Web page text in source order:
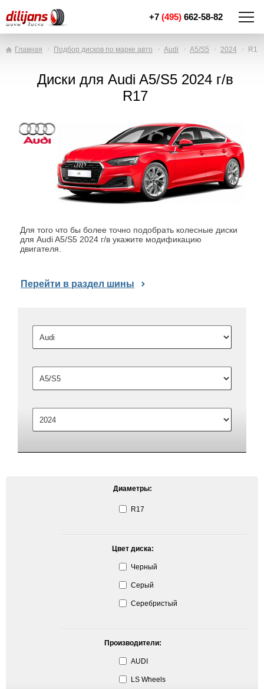
+7 (495) 662-58-82
Главная Подбор дисков по марке авто Audi A5/S5 2024 R17
Диски для Audi A5/S5 2024 г/в
R17
Для того что бы более точно подобрать колесные диски
для Audi A5/S5 2024 г/в укажите модификацию
двигателя.
Перейти в раздел шины
Диаметры:
R17
Цвет диска:
Черный
Серый
Серебристый
Производители:
AUDI
LS Wheels